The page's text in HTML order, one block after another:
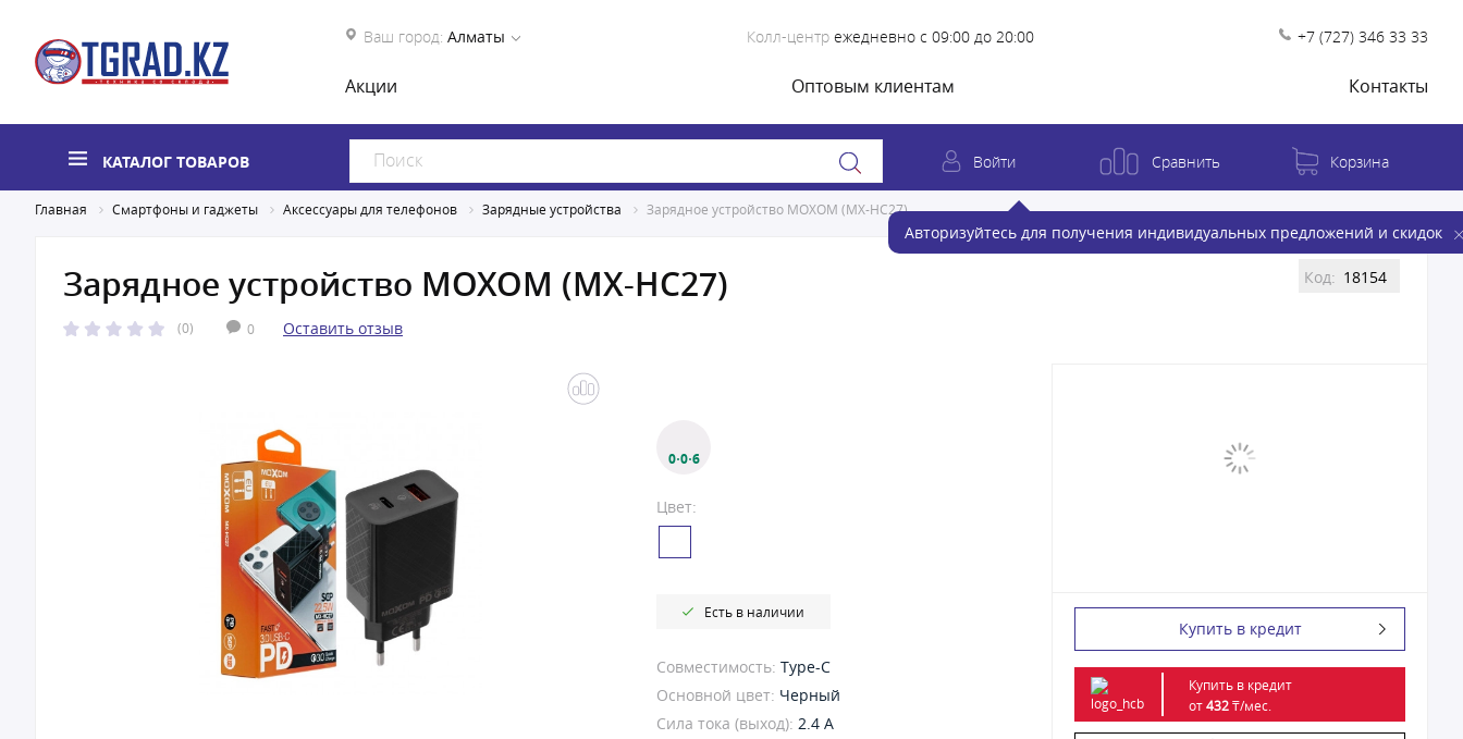
Ваш город: Алматы Колл-центр ежедневно с 09:00 до 20:00 +7 (727) 346 33 33
Акции Оптовым клиентам Контакты
КАТАЛОГ ТОВАРОВ Войти
Авторизуйтесь для получения индивидуальных предложений и скидок
Сравнить Корзина
Главная Смартфоны и гаджеты Аксессуары для телефонов Зарядные устройства Зарядное устройство MOXOM (MX-HC27)
Зарядное устройство MOXOM (MX-HC27)
(0) 0 Оставить отзыв
Код: 18154
0·0·6
Цвет:
Есть в наличии
Совместимость: Type-C
Основной цвет: Черный
Сила тока (выход): 2.4 A
Купить в кредит
Купить в кредит
от432₸/мес.